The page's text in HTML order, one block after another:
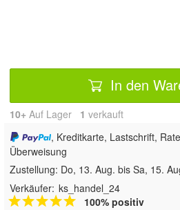
In den
10+ Auf Lager 1 verkauft
, Kreditkarte, Lastschrift,
Überweisung
Zustellung: Do, 13. Aug. bis Sa, 15.
Verkäufer: ks_handel_24
100% positiv